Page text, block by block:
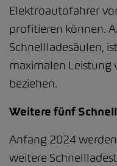
Elektroautofahrer
profitieren können.
Schnellladesäulen,
maximalen Leistung
beziehen.
Weitere fünf
Anfang 2024
weitere